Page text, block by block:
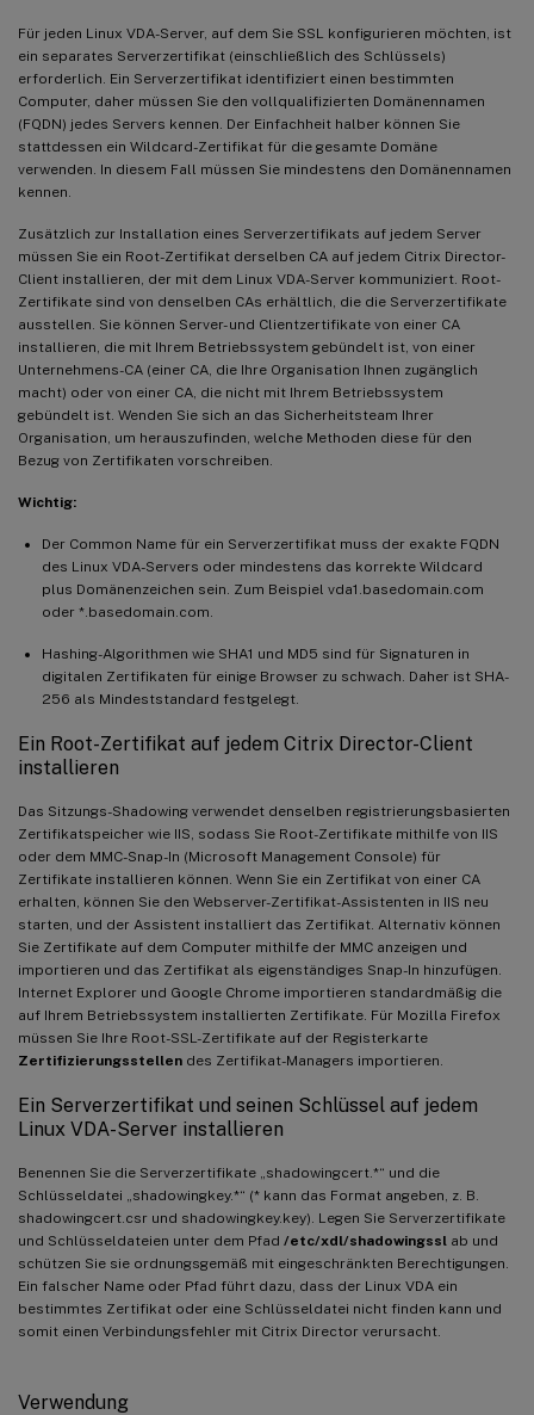
Für jeden Linux VDA-Server, auf dem Sie SSL konfigurieren möchten, ist
ein separates Serverzertifikat (einschließlich des Schlüssels)
erforderlich. Ein Serverzertifikat identifiziert einen bestimmten
Computer, daher müssen Sie den vollqualifizierten Domänennamen
(FQDN) jedes Servers kennen. Der Einfachheit halber können Sie
stattdessen ein Wildcard-Zertifikat für die gesamte Domäne
verwenden. In diesem Fall müssen Sie mindestens den Domänennamen
kennen.
Zusätzlich zur Installation eines Serverzertifikats auf jedem Server
müssen Sie ein Root-Zertifikat derselben CA auf jedem Citrix Director-
Client installieren, der mit dem Linux VDA-Server kommuniziert. Root-
Zertifikate sind von denselben CAs erhältlich, die die Serverzertifikate
ausstellen. Sie können Server- und Clientzertifikate von einer CA
installieren, die mit Ihrem Betriebssystem gebündelt ist, von einer
Unternehmens-CA (einer CA, die Ihre Organisation Ihnen zugänglich
macht) oder von einer CA, die nicht mit Ihrem Betriebssystem
gebündelt ist. Wenden Sie sich an das Sicherheitsteam Ihrer
Organisation, um herauszufinden, welche Methoden diese für den
Bezug von Zertifikaten vorschreiben.
Wichtig:
Der Common Name für ein Serverzertifikat muss der exakte FQDN
des Linux VDA-Servers oder mindestens das korrekte Wildcard
plus Domänenzeichen sein. Zum Beispiel vda1.basedomain.com
oder *.basedomain.com.
Hashing-Algorithmen wie SHA1 und MD5 sind für Signaturen in
digitalen Zertifikaten für einige Browser zu schwach. Daher ist SHA-
256 als Mindeststandard festgelegt.
Ein Root-Zertifikat auf jedem Citrix Director-Client
installieren
Das Sitzungs-Shadowing verwendet denselben registrierungsbasierten
Zertifikatspeicher wie IIS, sodass Sie Root-Zertifikate mithilfe von IIS
oder dem MMC-Snap-In (Microsoft Management Console) für
Zertifikate installieren können. Wenn Sie ein Zertifikat von einer CA
erhalten, können Sie den Webserver-Zertifikat-Assistenten in IIS neu
starten, und der Assistent installiert das Zertifikat. Alternativ können
Sie Zertifikate auf dem Computer mithilfe der MMC anzeigen und
importieren und das Zertifikat als eigenständiges Snap-In hinzufügen.
Internet Explorer und Google Chrome importieren standardmäßig die
auf Ihrem Betriebssystem installierten Zertifikate. Für Mozilla Firefox
müssen Sie Ihre Root-SSL-Zertifikate auf der Registerkarte
Zertifizierungsstellen des Zertifikat-Managers importieren.
Ein Serverzertifikat und seinen Schlüssel auf jedem
Linux VDA-Server installieren
Benennen Sie die Serverzertifikate „shadowingcert.*“ und die
Schlüsseldatei „shadowingkey.*“ (* kann das Format angeben, z. B.
shadowingcert.csr und shadowingkey.key). Legen Sie Serverzertifikate
und Schlüsseldateien unter dem Pfad /etc/xdl/shadowingssl ab und
schützen Sie sie ordnungsgemäß mit eingeschränkten Berechtigungen.
Ein falscher Name oder Pfad führt dazu, dass der Linux VDA ein
bestimmtes Zertifikat oder eine Schlüsseldatei nicht finden kann und
somit einen Verbindungsfehler mit Citrix Director verursacht.
Verwendung